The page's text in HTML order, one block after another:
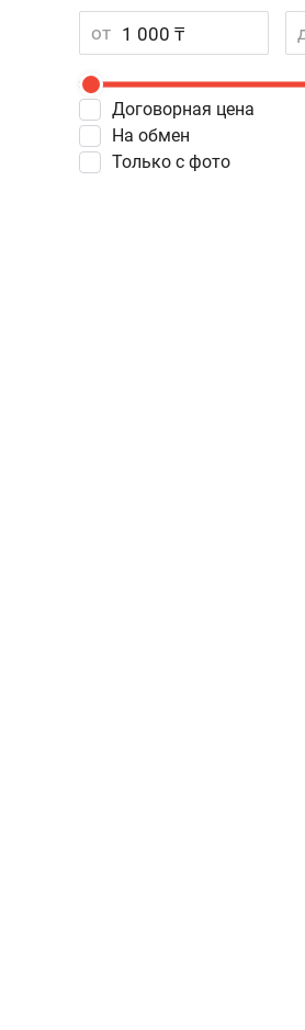
от
Договорная цена
На обмен
Только с фото